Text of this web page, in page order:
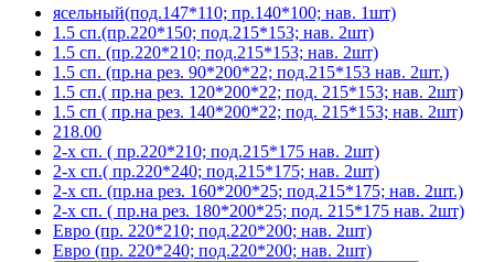
ясельный(под.147*110; пр.140*100; нав. 1шт)
1.5 сп.(пр.220*150; под.215*153; нав. 2шт)
1.5 сп. (пр.220*210; под.215*153; нав. 2шт)
1.5 сп. (пр.на рез. 90*200*22; под.215*153 нав. 2шт.)
1.5 сп.( пр.на рез. 120*200*22; под. 215*153; нав. 2шт)
1.5 сп ( пр.на рез. 140*200*22; под. 215*153; нав. 2шт)
218.00
2-х сп. ( пр.220*210; под.215*175 нав. 2шт)
2-х сп.( пр.220*240; под.215*175; нав. 2шт)
2-х сп. (пр.на рез. 160*200*25; под.215*175; нав. 2шт.)
2-х сп. ( пр.на рез. 180*200*25; под. 215*175 нав. 2шт)
Евро (пр. 220*210; под.220*200; нав. 2шт)
Евро (пр. 220*240; под.220*200; нав. 2шт)